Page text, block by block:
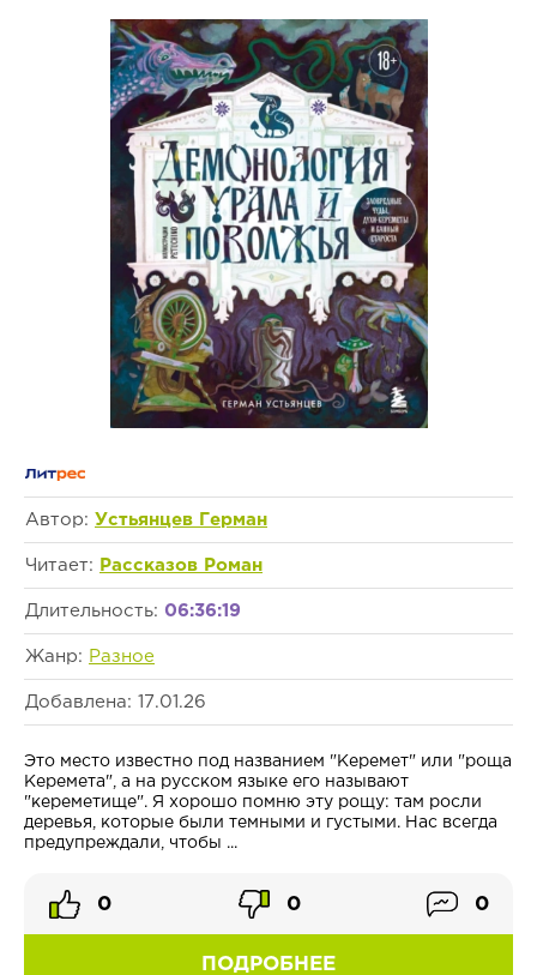
Автор: Устьянцев Герман
Читает: Рассказов Роман
Длительность: 06:36:19
Жанр: Разное
Добавлена: 17.01.26
Это место известно под названием "Керемет" или "роща
Керемета", а на русском языке его называют
"кереметище". Я хорошо помню эту рощу: там росли
деревья, которые были темными и густыми. Нас всегда
предупреждали, чтобы ...
ПОДРОБНЕЕ
0 0 0